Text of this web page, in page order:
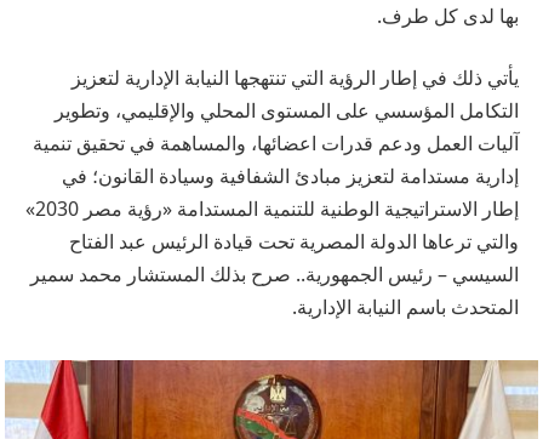
بها لدى كل طرف.
يأتي ذلك في إطار الرؤية التي تنتهجها النيابة الإدارية لتعزيز
التكامل المؤسسي على المستوى المحلي والإقليمي، وتطوير
آليات العمل ودعم قدرات اعضائها، والمساهمة في تحقيق تنمية
إدارية مستدامة لتعزيز مبادئ الشفافية وسيادة القانون؛ في
إطار الاستراتيجية الوطنية للتنمية المستدامة «رؤية مصر 2030»
والتي ترعاها الدولة المصرية تحت قيادة الرئيس عبد الفتاح
السيسي – رئيس الجمهورية.. صرح بذلك المستشار محمد سمير
المتحدث باسم النيابة الإدارية.